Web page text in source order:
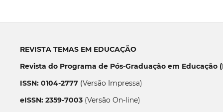
REVISTA TEMAS EM EDUCAÇÃO
Revista do Programa de Pós-Graduação em Educação
ISSN: 0104-2777(Versão Impressa)
eISSN: 2359-7003(Versão On-line)